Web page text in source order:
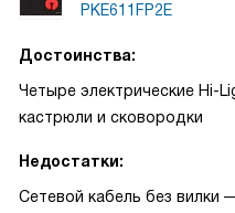
PKE611FP2E
Достоинства:
Четыре электрические Hi-
кастрюли и сковородки
Недостатки:
Сетевой кабель без вилки